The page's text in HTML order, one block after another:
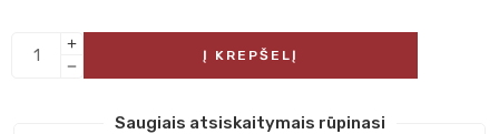
Į KREPŠELĮ
Saugiais atsiskaitymais rūpinasi